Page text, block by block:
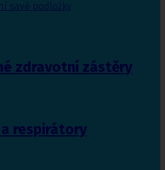
savé podložky
zdravotní zástěry
a respirátory